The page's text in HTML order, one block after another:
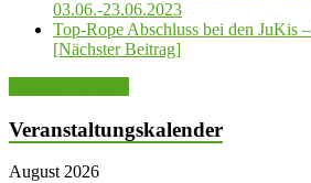
03.06.-23.06.2023
Top-Rope Abschluss bei den JuKis
[Nächster Beitrag]
Veranstaltungskalender
August 2026